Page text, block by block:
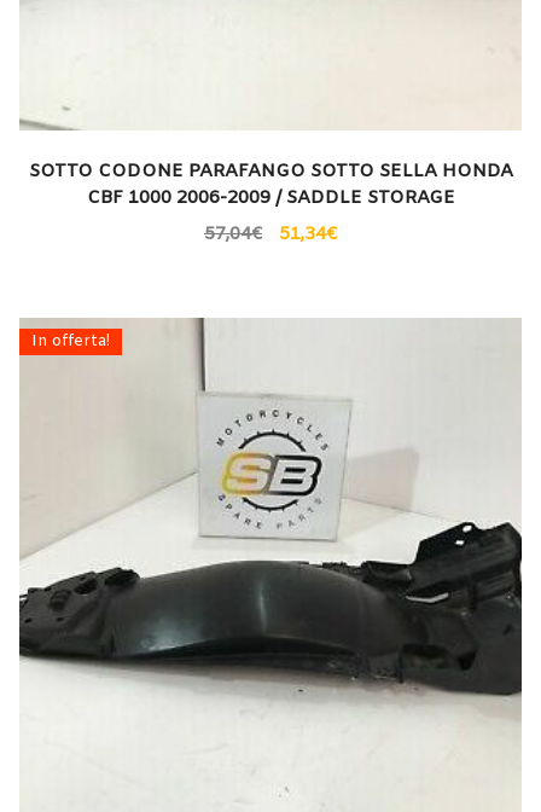
SOTTO CODONE PARAFANGO SOTTO SELLA HONDA
CBF 1000 2006-2009 / SADDLE STORAGE
57,04€ 51,34€
In offerta!